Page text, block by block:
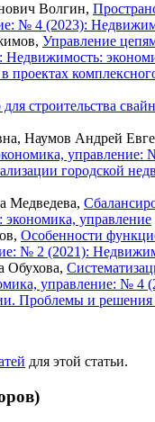
Волгин,
№ 4 (2023):
Управление
проектах
строительства
Наумов Андрей
управление:
городской
Медведева,
управление
Особенности
№ 2 (2021):
Обухова,
управление: № 4
Проблемы и решения
для этой статьи.